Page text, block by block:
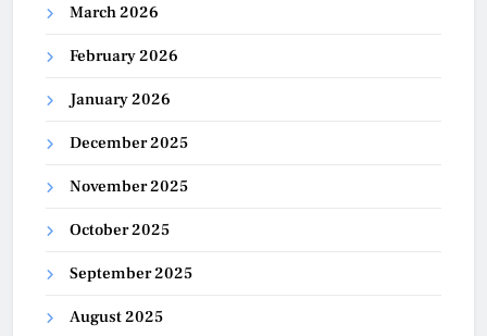
March 2026
February 2026
January 2026
December 2025
November 2025
October 2025
September 2025
August 2025